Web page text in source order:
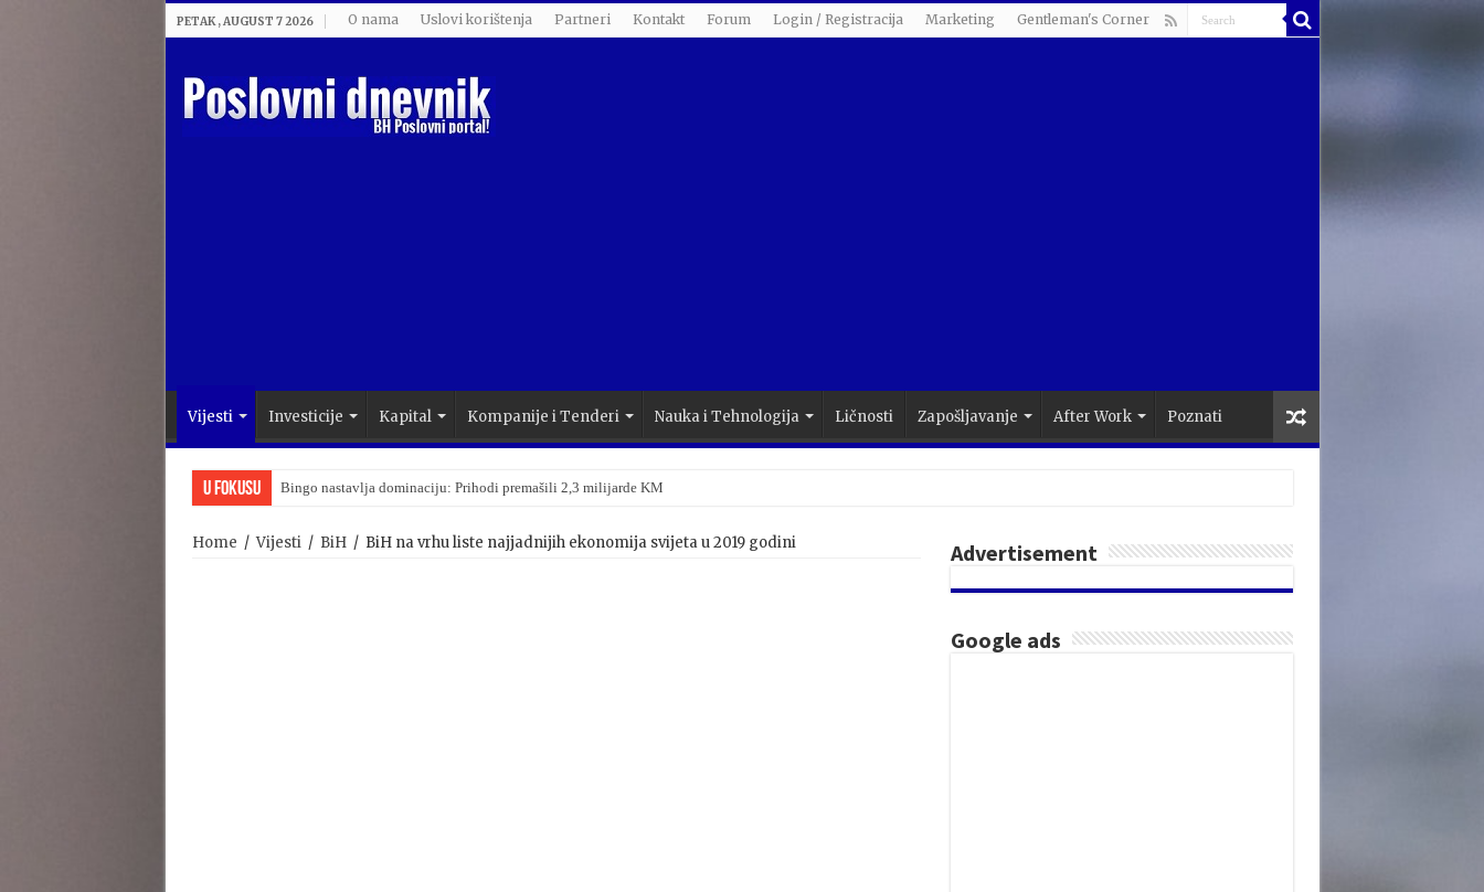
PETAK , AUGUST 7 2026 O nama Uslovi korištenja Partneri Kontakt Forum Login / Registracija Marketing Gentleman's Corner
Vijesti Investicije Kapital Kompanije i Tenderi Nauka i Tehnologija Ličnosti Zapošljavanje After Work Poznati
U Fokusu Bingo nastavlja dominaciju: Prihodi premašili 2,3 milijarde KM
Home / Vijesti / BiH / BiH na vrhu liste najjadnijih ekonomija svijeta u 2019 godini Advertisement
Google ads